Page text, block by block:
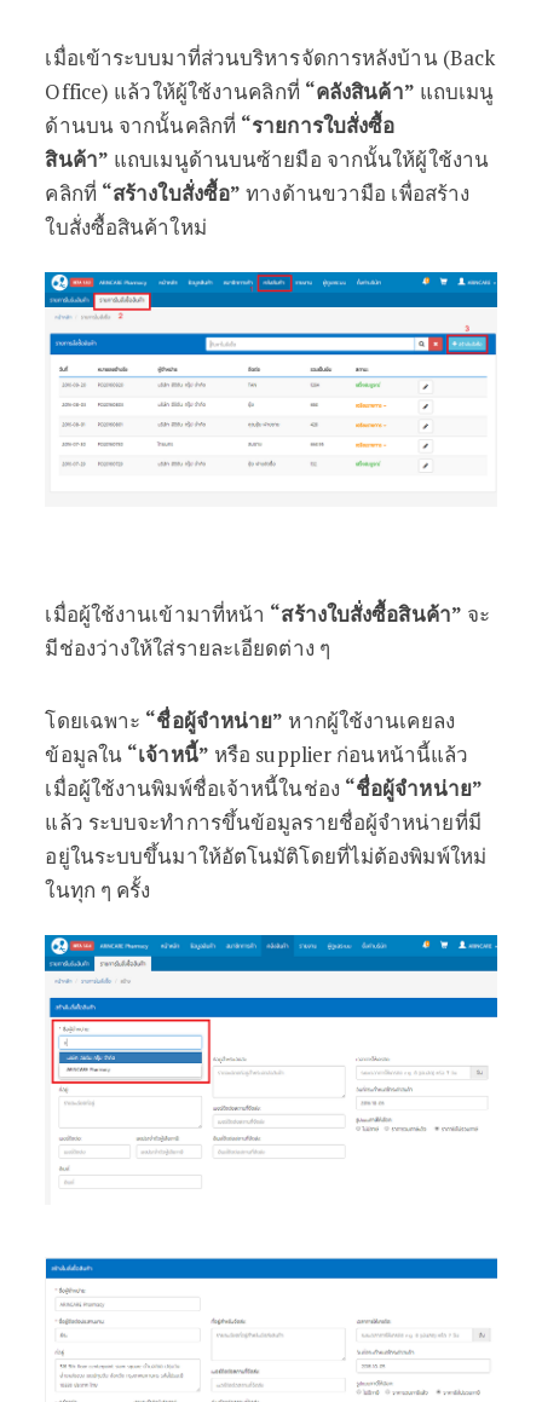
เมื่อเข้าระบบมาที่ส่วนบริหารจัดการหลังบ้าน (Back
Office) แล้วให้ผู้ใช้งานคลิกที่ “คลังสินค้า” แถบเมนู
ด้านบน จากนั้นคลิกที่ “รายการใบสั่งซื้อ
สินค้า” แถบเมนูด้านบนซ้ายมือ จากนั้นให้ผู้ใช้งาน
คลิกที่ “สร้างใบสั่งซื้อ” ทางด้านขวามือ เพื่อสร้าง
ใบสั่งซื้อสินค้าใหม่
เมื่อผู้ใช้งานเข้ามาที่หน้า “สร้างใบสั่งซื้อสินค้า” จะ
มีช่องว่างให้ใส่รายละเอียดต่าง ๆ
โดยเฉพาะ “ชื่อผู้จำหน่าย” หากผู้ใช้งานเคยลง
ข้อมูลใน “เจ้าหนี้” หรือ supplier ก่อนหน้านี้แล้ว
เมื่อผู้ใช้งานพิมพ์ชื่อเจ้าหนี้ในช่อง “ชื่อผู้จำหน่าย”
แล้ว ระบบจะทำการขึ้นข้อมูลรายชื่อผู้จำหน่ายที่มี
อยู่ในระบบขึ้นมาให้อัตโนมัติโดยที่ไม่ต้องพิมพ์ใหม่
ในทุก ๆ ครั้ง